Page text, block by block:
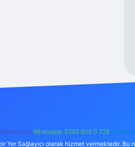
Whatsapp: 0262 606 0 726
Yer Sağlayıcı olarak hizmet vermektedir.